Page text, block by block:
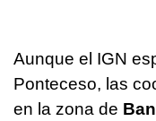
Aunque el IGN
Ponteceso, las
en la zona de